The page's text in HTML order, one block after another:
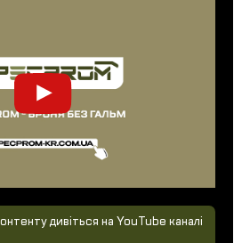
дивіться на YouTube каналі